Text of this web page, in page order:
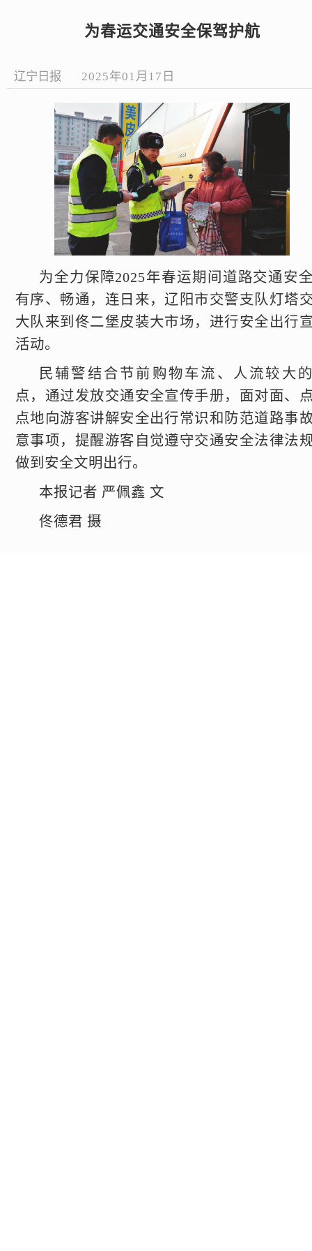
为春运交通安全保驾护航
辽宁日报 2025年01月17日
为全力保障2025年春运期间道路交通安
有序、畅通，连日来，辽阳市交警支队灯塔
大队来到佟二堡皮装大市场，进行安全出行
活动。
民辅警结合节前购物车流、人流较大
点，通过发放交通安全宣传手册，面对面、
点地向游客讲解安全出行常识和防范道路事
意事项，提醒游客自觉遵守交通安全法律法
做到安全文明出行。
本报记者 严佩鑫 文
佟德君 摄